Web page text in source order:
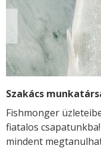
Szakács
Fishmonger
fiatalos
mindent